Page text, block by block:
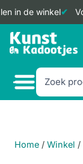
in de winkel
Doorgaan
naar
Home / Winkel /